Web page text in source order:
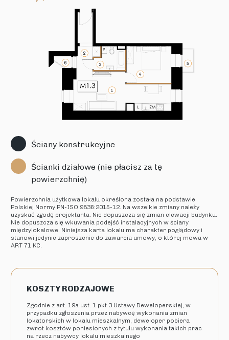
Ściany konstrukcyjne
Ścianki działowe (nie płacisz za tę
powierzchnię)
Powierzchnia użytkowa lokalu określona została na podstawie
Polskiej Normy PN-ISO 9836:2015-12. Na wszelkie zmiany należy
uzyskać zgodę projektanta. Nie dopuszcza się zmian elewacji budynku.
Nie dopuszcza się wkuwania podejść instalacyjnych w ściany
międzylokalowe. Niniejsza karta lokalu ma charakter poglądowy i
stanowi jedynie zaproszenie do zawarcia umowy, o której mowa w
ART 71 KC.
KOSZTY RODZAJOWE
Zgodnie z art. 19a ust. 1 pkt 3 Ustawy Deweloperskiej, w
przypadku zgłoszenia przez nabywcę wykonania zmian
lokatorskich w lokalu mieszkalnym, deweloper pobiera
zwrot kosztów poniesionych z tytułu wykonania takich prac
na rzecz nabywcy lokalu mieszkalnego